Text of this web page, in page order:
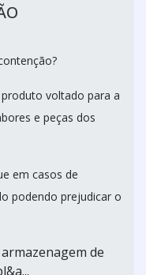
voltado para a
e peças dos
em casos de
podendo prejudicar o
de